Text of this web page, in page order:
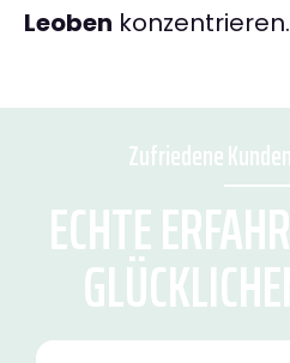
Leoben konzentrieren.
Zufriedene
ECHTE